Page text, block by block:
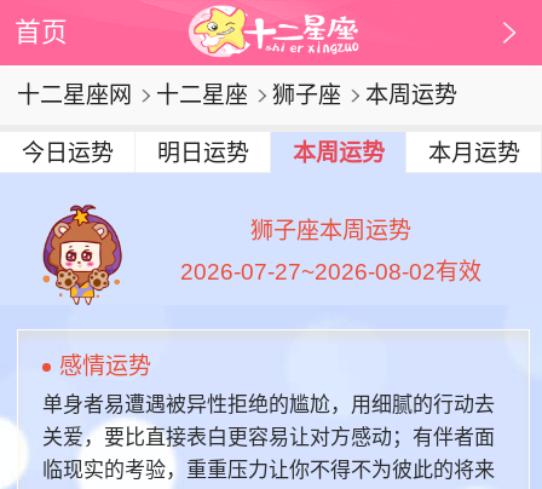
首页
十二星座网 十二星座 狮子座 本周运势
今日运势 明日运势 本周运势 本月运势
狮子座本周运势
2026-07-27~2026-08-02有效
感情运势
单身者易遭遇被异性拒绝的尴尬，用细腻的行动去
关爱，要比直接表白更容易让对方感动；有伴者面
临现实的考验，重重压力让你不得不为彼此的将来